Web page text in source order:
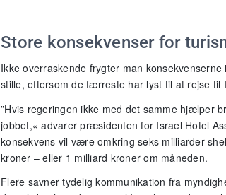
Store konsekvenser for
Ikke overraskende frygter man
stille, eftersom de færreste har lyst til at rejse
”Hvis regeringen ikke med det samme hjælper
jobbet,« advarer præsidenten for Israel Hotel
konsekvens vil være omkring seks milliarder
kroner – eller 1 milliard kroner om måneden.
Flere savner tydelig kommunikation fra